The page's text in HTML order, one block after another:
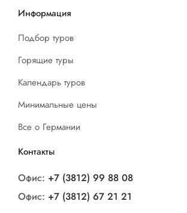
Информация
Подбор туров
Горящие туры
Календарь туров
Минимальные цены
Все о Германии
Контакты
Офис: +7 (3812) 99 88 08
Офис: +7 (3812) 67 21 21